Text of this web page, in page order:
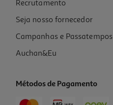
Recrutamento
Seja nosso fornecedor
Campanhas e Passatempos
Auchan&Eu
Métodos de Pagamento